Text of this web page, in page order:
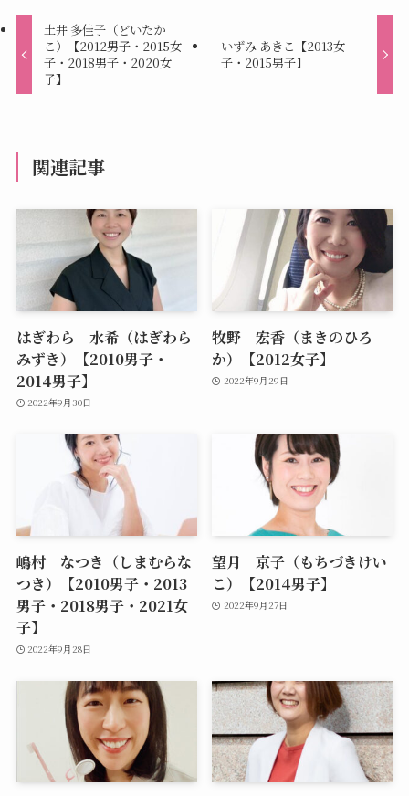
土井 多佳子（どいたか
こ）【2012男子・2015女
子・2018男子・2020女
子】
いずみ あきこ【2013女
子・2015男子】
関連記事
はぎわら 水希（はぎわら
みずき）【2010男子・
2014男子】
2022年9月30日
牧野 宏香（まきのひろ
か）【2012女子】
2022年9月29日
嶋村 なつき（しまむらな
つき）【2010男子・2013
男子・2018男子・2021女
子】
2022年9月28日
望月 京子（もちづきけい
こ）【2014男子】
2022年9月27日